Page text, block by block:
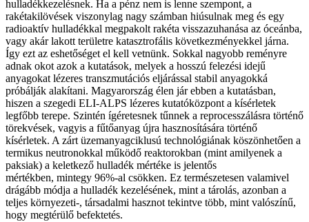
hulladékkezelésnek. Ha a pénz nem is lenne szempont, a
rakétakilövések viszonylag nagy számban hiúsulnak meg és egy
radioaktív hulladékkal megpakolt rakéta visszazuhanása az óceánba,
vagy akár lakott területre katasztrofális következményekkel járna.
Így ezt az eshetőséget el kell vetnünk. Sokkal nagyobb reményre
adnak okot azok a kutatások, melyek a hosszú felezési idejű
anyagokat lézeres transzmutációs eljárással stabil anyagokká
próbálják alakítani. Magyarország élen jár ebben a kutatásban,
hiszen a szegedi ELI-ALPS lézeres kutatóközpont a kísérletek
legfőbb terepe. Szintén ígéretesnek tűnnek a reprocesszálásra történő
törekvések, vagyis a fűtőanyag újra hasznosítására történő
kísérletek. A zárt üzemanyagciklusú technológiának köszönhetően a
termikus neutronokkal működő reaktorokban (mint amilyenek a
paksiak) a keletkező hulladék mértéke is jelentős
mértékben, mintegy 96%-al csökken. Ez természetesen valamivel
drágább módja a hulladék kezelésének, mint a tárolás, azonban a
teljes környezeti-, társadalmi hasznot tekintve több, mint valószínű,
hogy megtérülő befektetés.